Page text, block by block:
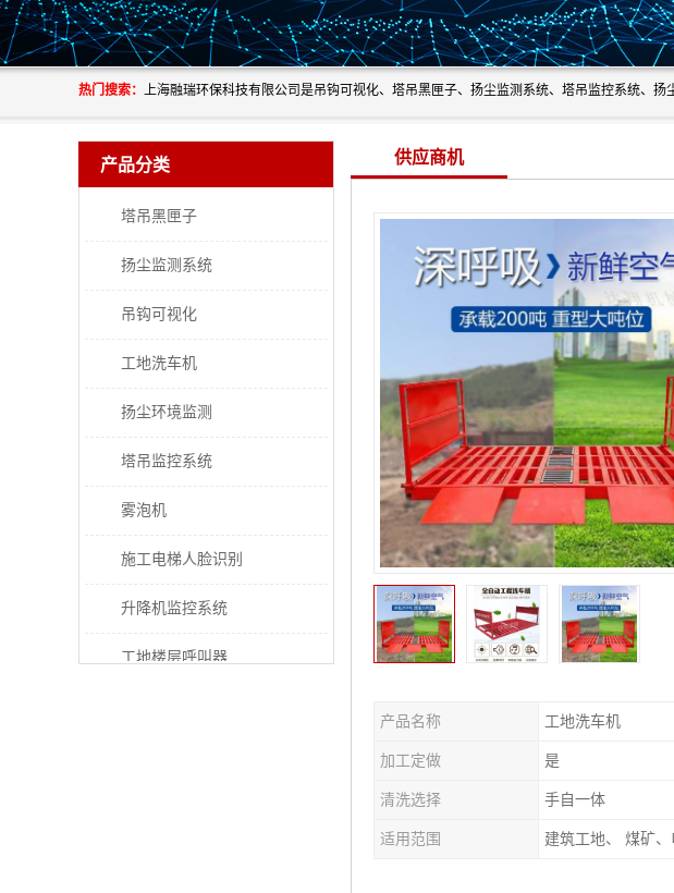
热门搜索：
产品分类
塔吊黑匣子
扬尘监测系统
吊钩可视化
工地洗车机
扬尘环境监测
塔吊监控系统
雾泡机
施工电梯人脸识别
升降机监控系统
工地楼层呼叫器
供应商机
产品名称 工地洗车机
加工定做 是
清洗选择 手自一体
适用范围 建筑工地、 煤矿